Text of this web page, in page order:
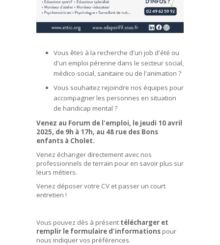
Vous êtes à la recherche d'un job d'été ou
d'un emploi pérenne dans le secteur social,
médico-social, sanitaire ou de l'animation ?
Vous souhaitez rejoindre nos équipes pour
accompagner les personnes en situation
de handicap mental ?
Venez au Forum de l'emploi, le jeudi 10 avril
2025, de 9h à 17h, au 48 rue des Bons
enfants à Cholet.
Venez échanger directement avec nos
professionnels de terrain pour en savoir plus sur
leurs métiers.
Venez déposer votre CV et passer un court
entretien !
Vous pouvez dès à présent télécharger et
remplir le formulaire d'informationspour
nous indiquer vos préférences.